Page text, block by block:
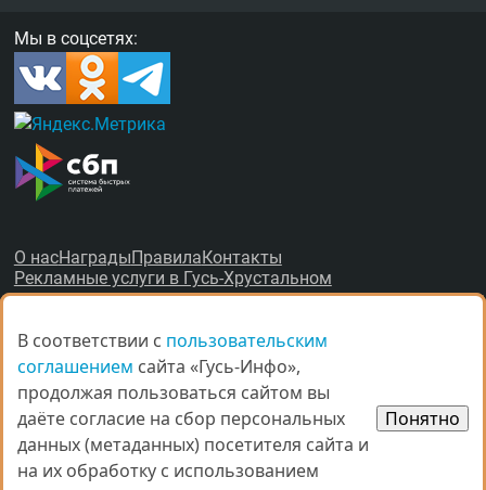
Мы в соцсетях:
О насНаграды Правила Контакты
Рекламные услуги в Гусь-Хрустальном
© Все права защищены.
При копировании материалов ссыл­ка наgus-info.ru
на.
В соответствии с пользовательским
соглашением сайта «Гусь-Инфо»,
продолжая пользоваться сайтом вы
даёте согласие на сбор персональных
данных (метаданных) посетителя сайта и
на их обработку с использованием
Понятно
В соответствии с пользовательским
соглашением сайта «Гусь-Инфо»,
продолжая пользоваться сайтом вы
даёте согласие на сбор персональных
данных (метаданных) посетителя сайта и
на их обработку с использованием
Понятно